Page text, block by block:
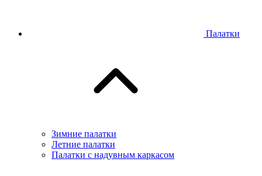
Палатки
Зимние палатки
Летние палатки
Палатки с надувным каркасом